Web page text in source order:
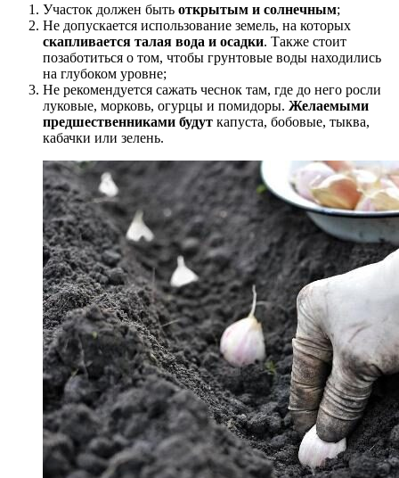
Участок должен быть открытым и солнечным;
Не допускается использование земель, на которых
скапливается талая вода и осадки. Также стоит
позаботиться о том, чтобы грунтовые воды находились
на глубоком уровне;
Не рекомендуется сажать чеснок там, где до него росли
луковые, морковь, огурцы и помидоры. Желаемыми
предшественниками будут капуста, бобовые, тыква,
кабачки или зелень.